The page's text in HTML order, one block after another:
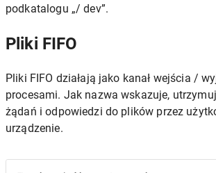
podkatalogu „/ dev”.
Pliki FIFO
Pliki FIFO działają jako kanał wejścia /
procesami. Jak nazwa wskazuje,
żądań i odpowiedzi do plików przez
urządzenie.